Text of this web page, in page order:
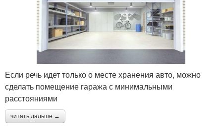
Если речь идет только о месте хранения авто, можно
сделать помещение гаража с минимальными
расстояниями
читать дальше →